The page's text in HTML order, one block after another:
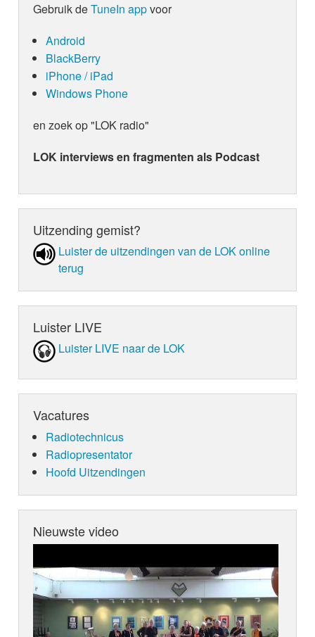
Gebruik deTuneIn appvoor
Android
BlackBerry
iPhone / iPad
Windows Phone
en zoek op "LOK radio"
LOK interviews en fragmenten als Podcast
Uitzending gemist?
Luister de uit­zen­din­gen van de LOK online
terug
Luister LIVE
Luister LIVE naar de LOK
Vacatures
Radiotechnicus
Radiopresentator
Hoofd Uitzendingen
Nieuwste video